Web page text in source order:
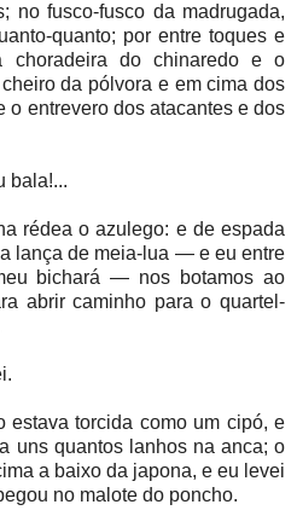
no fusco-fusco da madrugada,
quanto; por entre toques e
choradeira do chinaredo e o
da pólvora e em cima dos
o entrevero dos atacantes e dos
bala!...
rédea o azulego: e de espada
lança de meia-lua — e eu entre
bichará — nos botamos ao
abrir caminho para o quartel-
estava torcida como um cipó, e
uns quantos lanhos na anca; o
a baixo da japona, e eu levei
no malote do poncho.